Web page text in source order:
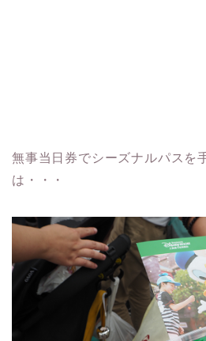
無事当日券でシーズナルパスを
は・・・